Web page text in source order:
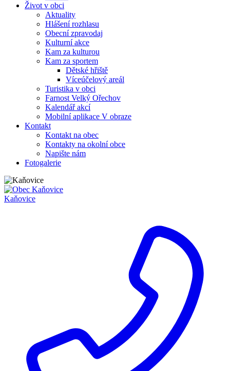
Život v obci
Aktuality
Hlášení rozhlasu
Obecní zpravodaj
Kulturní akce
Kam za kulturou
Kam za sportem
Dětské hřiště
Víceúčelový areál
Turistika v obci
Farnost Velký Ořechov
Kalendář akcí
Mobilní aplikace V obraze
Kontakt
Kontakt na obec
Kontakty na okolní obce
Napište nám
Fotogalerie
Kaňovice